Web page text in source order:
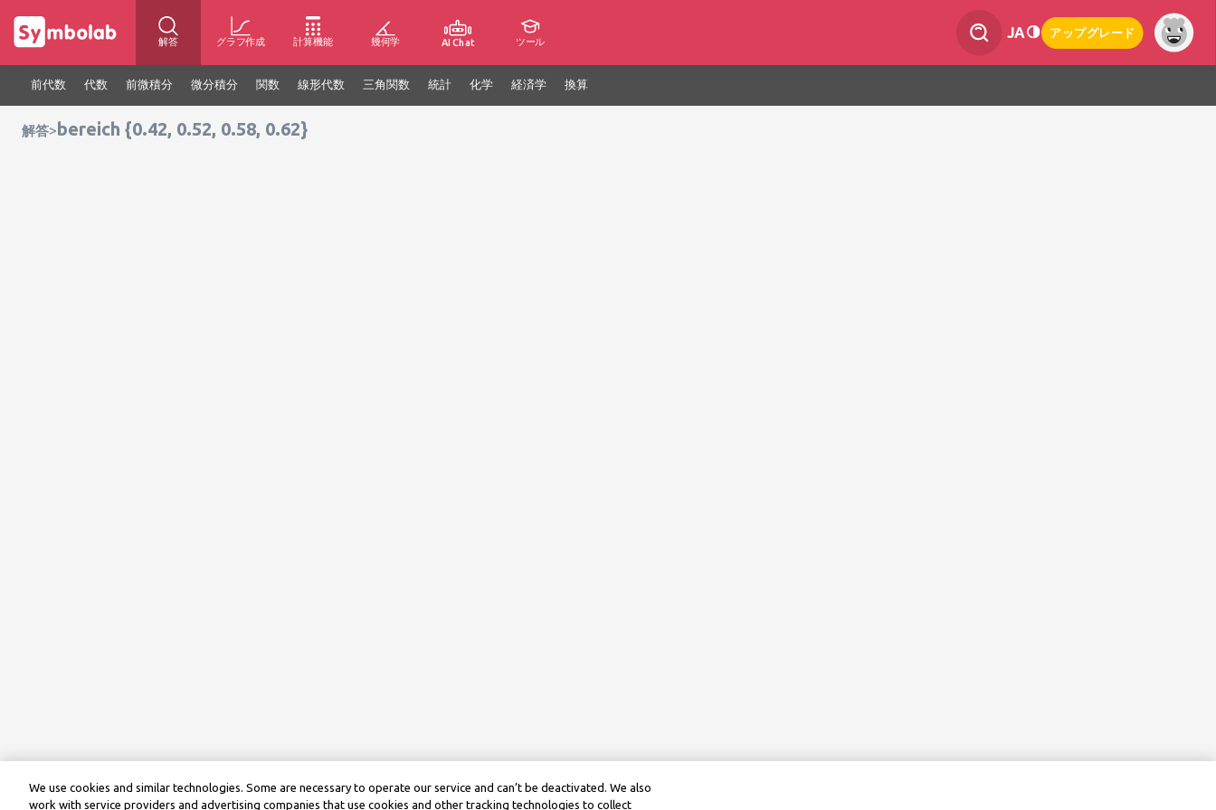
解答 グラフ作成 計算機能 幾何学 AI Chat ツール
JA アップグレード
前代数 代数 前微積分 微分積分 関数 線形代数 三角関数 統計 化学 経済学 換算
解答>bereich {0.42, 0.52, 0.58, 0.62}
We use cookies and similar technologies. Some are necessary to operate our service and can’t be deactivated. We also
work with service providers and advertising companies that use cookies and other tracking technologies to collect